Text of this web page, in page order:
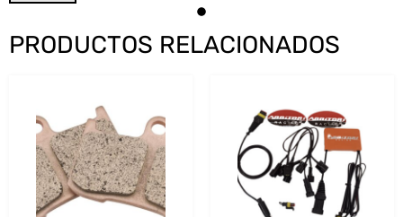
PRODUCTOS RELACIONADOS